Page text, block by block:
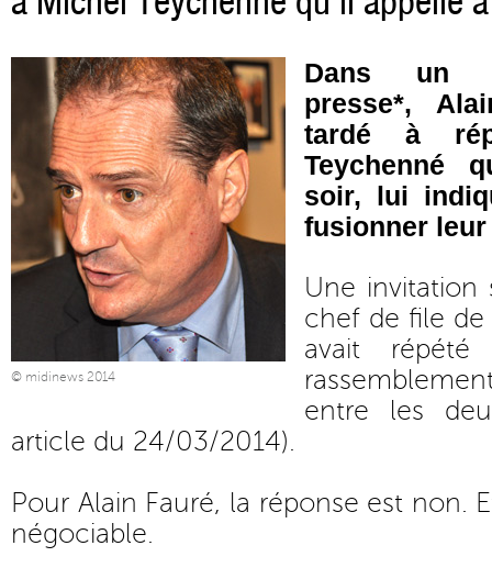
© midinews 2014
Dans un
presse*,
tardé à
Teychenné
soir, lui
fusionner
Une invitation
chef de file de
avait
entre les
article du 24/03/2014).
Pour Alain Fauré, la réponse est non.
négociable.